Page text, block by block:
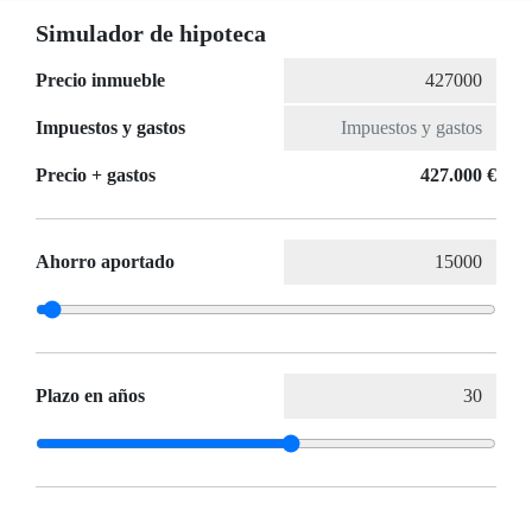
Simulador de hipoteca
Precio inmueble
Impuestos y gastos
Precio + gastos 427.000 €
Ahorro aportado
Plazo en años